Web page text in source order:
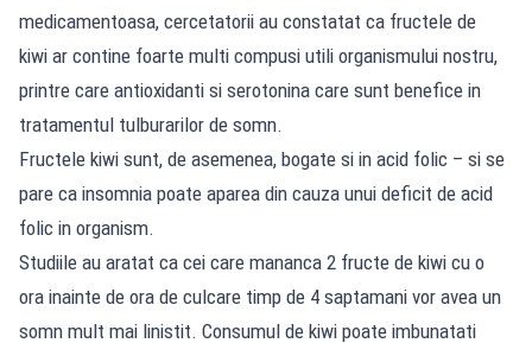
medicamentoasa, cercetatorii au constatat ca fructele de
kiwi ar contine foarte multi compusi utili organismului nostru,
printre care antioxidanti si serotonina care sunt benefice in
tratamentul tulburarilor de somn.
Fructele kiwi sunt, de asemenea, bogate si in acid folic – si se
pare ca insomnia poate aparea din cauza unui deficit de acid
folic in organism.
Studiile au aratat ca cei care mananca 2 fructe de kiwi cu o
ora inainte de ora de culcare timp de 4 saptamani vor avea un
somn mult mai linistit. Consumul de kiwi poate imbunatati